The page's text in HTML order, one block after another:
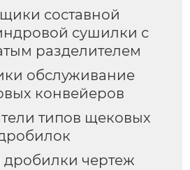
составной
сушилки с
разделителем
обслуживание
конвейеров
типов щековых
чертеж